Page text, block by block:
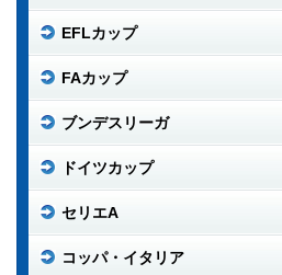
EFLカップ
FAカップ
ブンデスリーガ
ドイツカップ
セリエA
コッパ・イタリア